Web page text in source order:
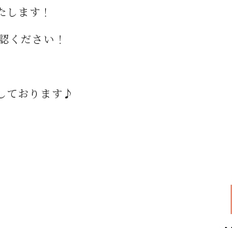
ます！
ください！
ております♪